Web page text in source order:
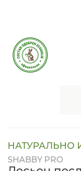
НАТУРАЛЬНО
SHABBY PRO